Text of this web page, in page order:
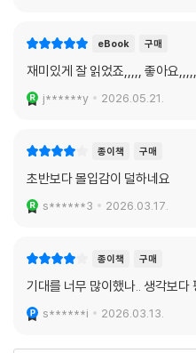
eBook 구매
재미있게 잘 읽었죠,,,,, 좋아요,,,,,
j******y 2026.05.21.
종이책 구매
초반보다 몰입감이 덜하네요
s******3 2026.03.17.
종이책 구매
기대를 너무 많이했나.. 생각보다
s******i 2026.03.13.